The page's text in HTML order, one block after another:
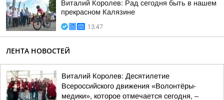
Виталий Королев: Рад сегодня быть в нашем
прекрасном Калязине
13:47
ЛЕНТА НОВОСТЕЙ
Виталий Королев: Десятилетие
Всероссийского движения «Волонтёры-
медики», которое отмечается сегодня, –